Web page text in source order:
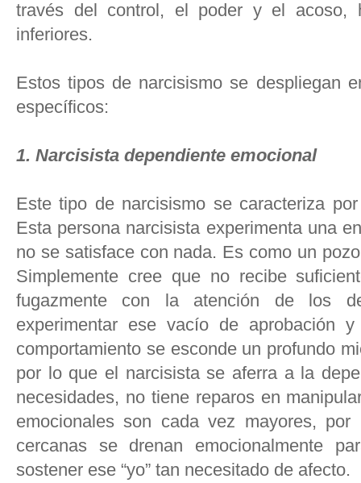
través del control, el poder y el acoso,
inferiores.
Estos tipos de narcisismo se despliegan
específicos:
1. Narcisista dependiente emocional
Este tipo de narcisismo se caracteriza por
Esta persona narcisista experimenta una
no se satisface con nada. Es como un
Simplemente cree que no recibe
fugazmente con la atención de los
experimentar ese vacío de aprobación
comportamiento se esconde un profundo
por lo que el narcisista se aferra a la
necesidades, no tiene reparos en
emocionales son cada vez mayores,
cercanas se drenan emocionalmente
sostener ese “yo” tan necesitado de afecto.